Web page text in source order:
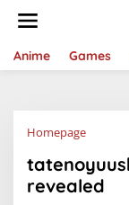
Anime Games
HomepageLampiran
revealed